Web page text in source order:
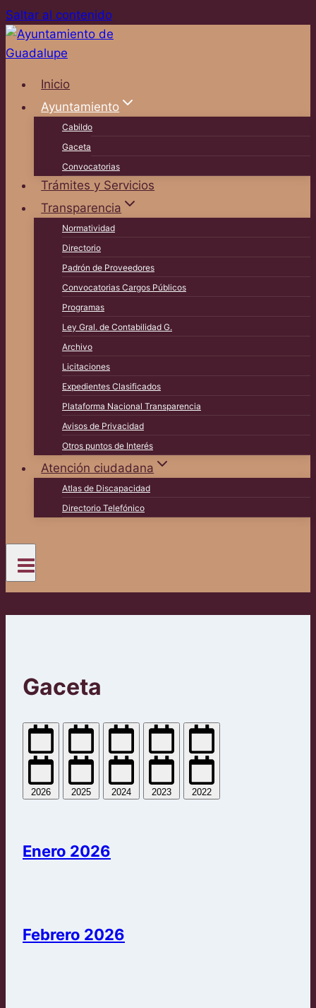
Saltar al contenido
Inicio
Ayuntamiento
Cabildo
Gaceta
Convocatorias
Trámites y Servicios
Transparencia
Normatividad
Directorio
Padrón de Proveedores
Convocatorias Cargos Públicos
Programas
Ley Gral. de Contabilidad G.
Archivo
Licitaciones
Expedientes Clasificados
Plataforma Nacional Transparencia
Avisos de Privacidad
Otros puntos de Interés
Atención ciudadana
Atlas de Discapacidad
Directorio Telefónico
Gaceta
2026 2025 2024 2023 2022
Enero 2026
Febrero 2026